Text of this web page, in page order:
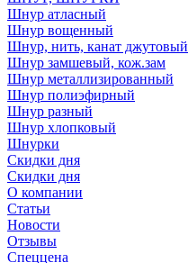
Шнур атласный
Шнур вощенный
Шнур, нить, канат джутовый
Шнур замшевый, кож.зам
Шнур металлизированный
Шнур полиэфирный
Шнур разный
Шнур хлопковый
Шнурки
Скидки дня
Скидки дня
О компании
Статьи
Новости
Отзывы
Спеццена